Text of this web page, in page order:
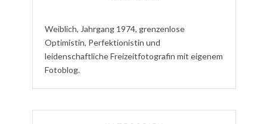
Weiblich, Jahrgang 1974, grenzenlose
Optimistin, Perfektionistin und
leidenschaftlicheFreizeitfotografin mit eigenem
Fotoblog.